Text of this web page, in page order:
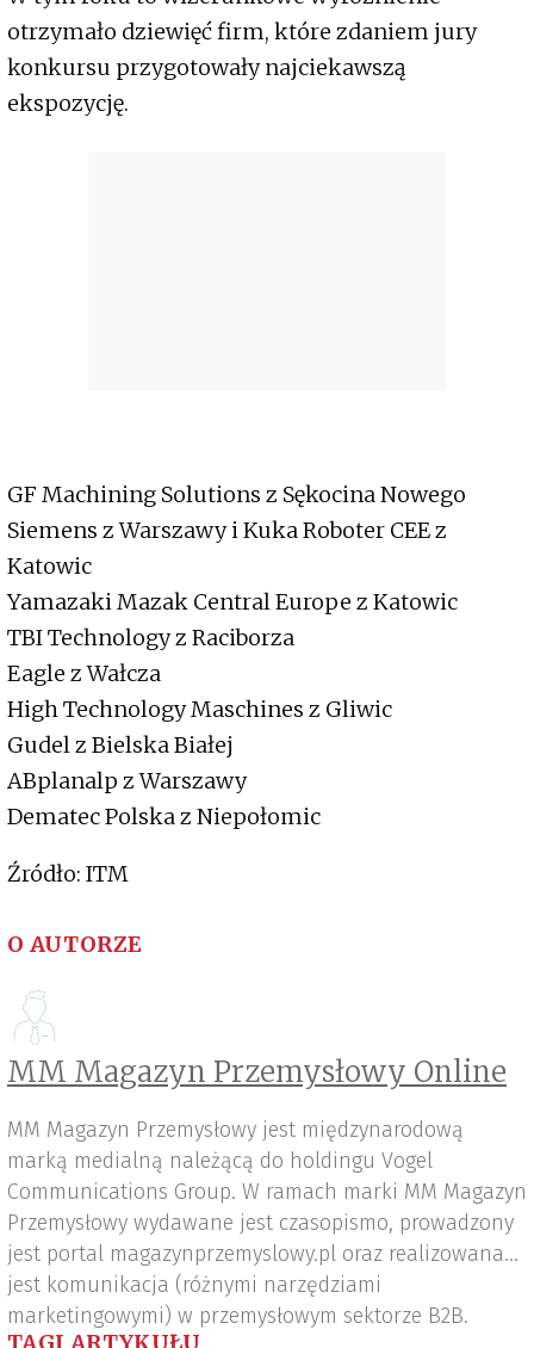
otrzymało dziewięć firm, które zdaniem jury
konkursu przygotowały najciekawszą
ekspozycję.
GF Machining Solutions z Sękocina Nowego
Siemens z Warszawy i Kuka Roboter CEE z
Katowic
Yamazaki Mazak Central Europe z Katowic
TBI Technology z Raciborza
Eagle z Wałcza
High Technology Maschines z Gliwic
Gudel z Bielska Białej
ABplanalp z Warszawy
Dematec Polska z Niepołomic
Źródło: ITM
O AUTORZE
MM Magazyn Przemysłowy Online
MM Magazyn Przemysłowy jest międzynarodową
marką medialną należącą do holdingu Vogel
Communications Group. W ramach marki MM Magazyn
Przemysłowy wydawane jest czasopismo, prowadzony
jest portal magazynprzemyslowy.pl oraz realizowana
jest komunikacja (różnymi narzędziami
marketingowymi) w przemysłowym sektorze B2B.